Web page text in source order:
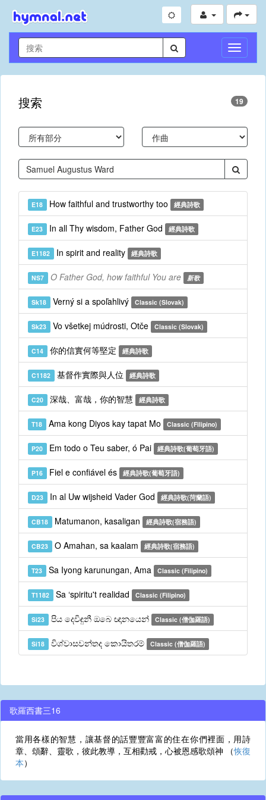
切
換
導
搜索 19
E18 How faithful and trustworthy too 經典詩歌
E23 In all Thy wisdom, Father God 經典詩歌
E1182 In spirit and reality 經典詩歌
NS7 O Father God, how faithful You are 新歌
Sk18 Verný si a spoľahlivý Classic (Slovak)
Sk23 Vo všetkej múdrosti, Otče Classic (Slovak)
C14 你的信實何等堅定 經典詩歌
C1182 基督作實際與人位 經典詩歌
C20 深哉、富哉，你的智慧 經典詩歌
T18 Ama kong Diyos kay tapat Mo Classic (Filipino)
P20 Em todo o Teu saber, ó Pai 經典詩歌(葡萄牙語)
P16 Fiel e confiável és 經典詩歌(葡萄牙語)
D23 In al Uw wijsheid Vader God 經典詩歌(菏蘭語)
CB18 Matumanon, kasaligan 經典詩歌(宿務語)
CB23 O Amahan, sa kaalam 經典詩歌(宿務語)
T23 Sa Iyong karunungan, Ama Classic (Filipino)
T1182 Sa ‘spiritu't realidad Classic (Filipino)
Si23 පිය දෙවිඳුනී ඔබෙ ඥානයෙන් Classic (僧伽羅語)
Si18 විශ්වාසවන්තද කොයිතරම් Classic (僧伽羅語)
歌羅西書三16
當用各樣的智慧，讓基督的話豐豐富富的住在你們裡面，用詩
章、頌辭、靈歌，彼此教導，互相勸戒，心被恩感歌頌神 （恢復
本）